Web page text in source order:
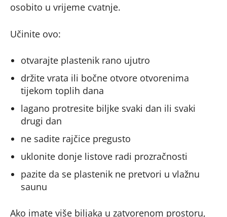
osobito u vrijeme cvatnje.
Učinite ovo:
otvarajte plastenik rano ujutro
držite vrata ili bočne otvore otvorenima
tijekom toplih dana
lagano protresite biljke svaki dan ili svaki
drugi dan
ne sadite rajčice pregusto
uklonite donje listove radi prozračnosti
pazite da se plastenik ne pretvori u vlažnu
saunu
Ako imate više biljaka u zatvorenom prostoru,